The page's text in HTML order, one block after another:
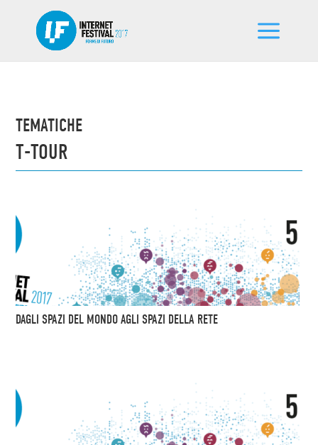
TEMATICHE
T-TOUR
DAGLI SPAZI DEL MONDO AGLI SPAZI DELLA RETE